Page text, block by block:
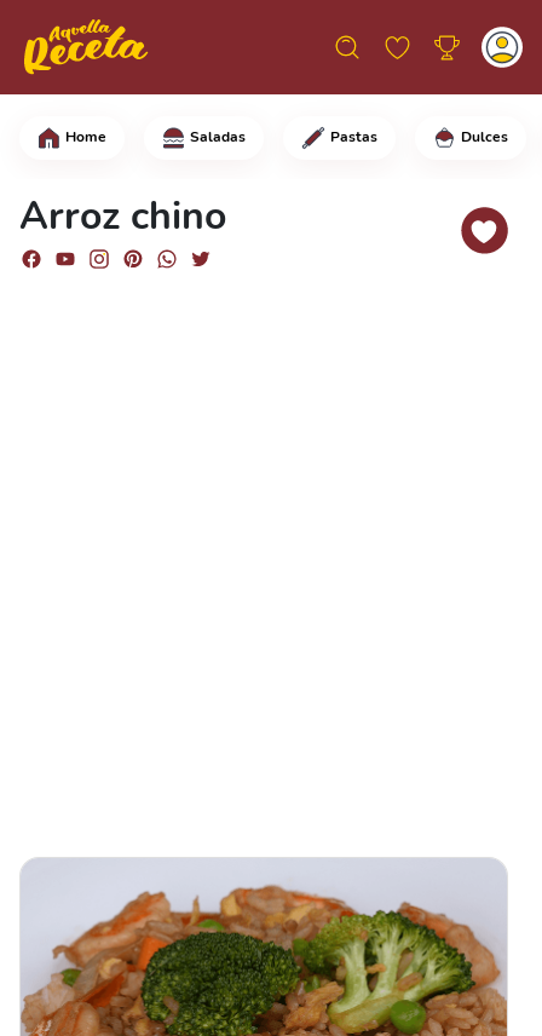
Home Saladas Pastas Dulces
Arroz chino
Comienza cortando las zanahorias